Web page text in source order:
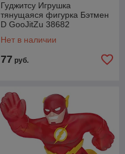
Гуджитсу Игрушка
тянущаяся фигурка Бэтмен
D GooJitZu 38682
Нет в наличии
77 руб.